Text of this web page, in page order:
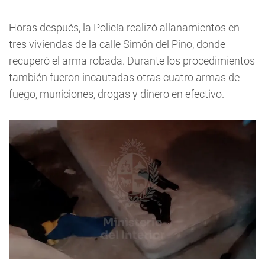
Horas después, la Policía realizó allanamientos en
tres viviendas de la calle Simón del Pino, donde
recuperó el arma robada. Durante los procedimientos
también fueron incautadas otras cuatro armas de
fuego, municiones, drogas y dinero en efectivo.